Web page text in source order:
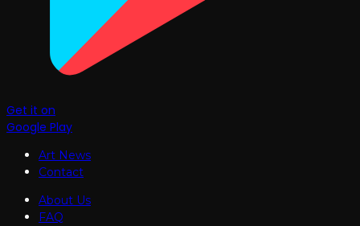
Get it on
Google Play
Art News
Contact
About Us
FAQ